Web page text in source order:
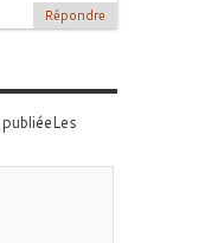
Répondre